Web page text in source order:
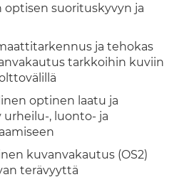
optisen suorituskyvyn ja
ja tehokas
tarkkoihin kuviin
optinen laatu ja
, luonto- ja
kuvanvakautus (OS2)
terävyyttä